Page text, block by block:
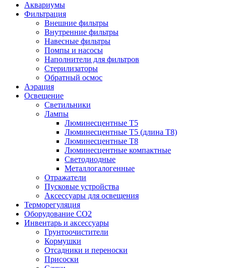
Аквариумы
Фильтрация
Внешние фильтры
Внутренние фильтры
Навесные фильтры
Помпы и насосы
Наполнители для фильтров
Стерилизаторы
Обратный осмос
Аэрация
Освещение
Светильники
Лампы
Люминесцентные T5
Люминесцентные T5 (длина T8)
Люминесцентные T8
Люминесцентные компактные
Светодиодные
Металлогалогенные
Отражатели
Пусковые устройства
Аксессуары для освещения
Терморегуляция
Оборудование CO2
Инвентарь и аксессуары
Грунтоочистители
Кормушки
Отсадники и переноски
Присоски